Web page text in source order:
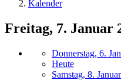
Kalender
Freitag, 7. Januar
Donnerstag, 6.
Heute
Samstag, 8.